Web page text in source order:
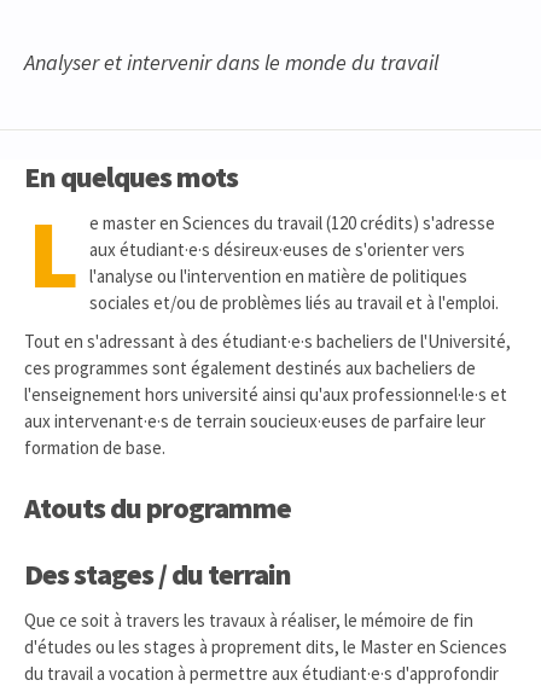
Analyser et intervenir dans le monde du travail
En quelques mots
L e master en Sciences du travail (120 crédits) s'adresse
aux étudiant·e·s désireux·euses de s'orienter vers
l'analyse ou l'intervention en matière de politiques
sociales et/ou de problèmes liés au travail et à l'emploi.
Tout en s'adressant à des étudiant·e·s bacheliers de l'Université,
ces programmes sont également destinés aux bacheliers de
l'enseignement hors université ainsi qu'aux professionnel·le·s et
aux intervenant·e·s de terrain soucieux·euses de parfaire leur
formation de base.
Atouts du programme
Des stages / du terrain
Que ce soit à travers les travaux à réaliser, le mémoire de fin
d'études ou les stages à proprement dits, le Master en Sciences
du travail a vocation à permettre aux étudiant·e·s d'approfondir